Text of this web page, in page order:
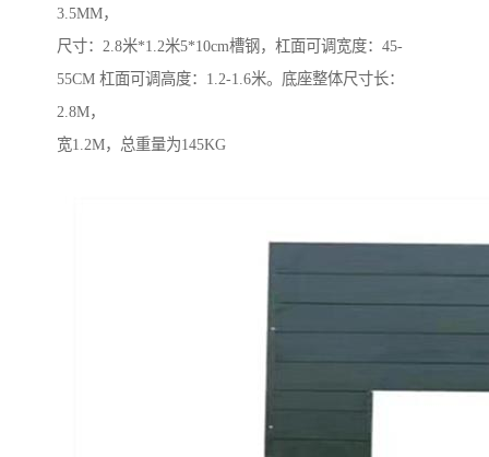
3.5MM，
尺寸：2.8米*1.2米5*10cm槽钢，杠面可调宽度：45-
55CM 杠面可调高度：1.2-1.6米。底座整体尺寸长：
2.8M，
宽1.2M，总重量为145KG